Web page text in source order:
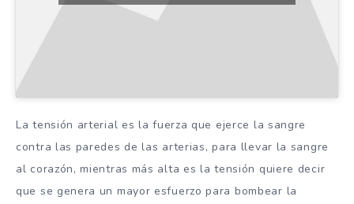
La tensión arterial es la fuerza que ejerce la sangre
contra las paredes de las arterias, para llevar la sangre
al corazón, mientras más alta es la tensión quiere decir
que se genera un mayor esfuerzo para bombear la